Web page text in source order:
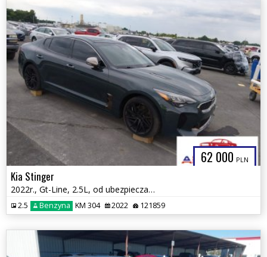
62 000 PLN
Kia Stinger
2022r., Gt-Line, 2.5L, od ubezpieczalni
2.5 Benzyna KM 304 2022 121859